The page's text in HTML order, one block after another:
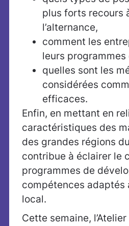
plus forts recours
l’alternance,
comment les
leurs
quelles sont les
considérées
efficaces.
Enfin, en mettant en
caractéristiques des
des grandes régions
contribue à éclairer le
programmes de
compétences adaptés
local.
Cette semaine,